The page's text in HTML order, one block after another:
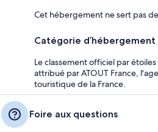
Cet hébergement ne sert pas
Catégorie d’hébergement
Le classement officiel par
attribué par ATOUT France,
touristique de la France.
Foire aux questions